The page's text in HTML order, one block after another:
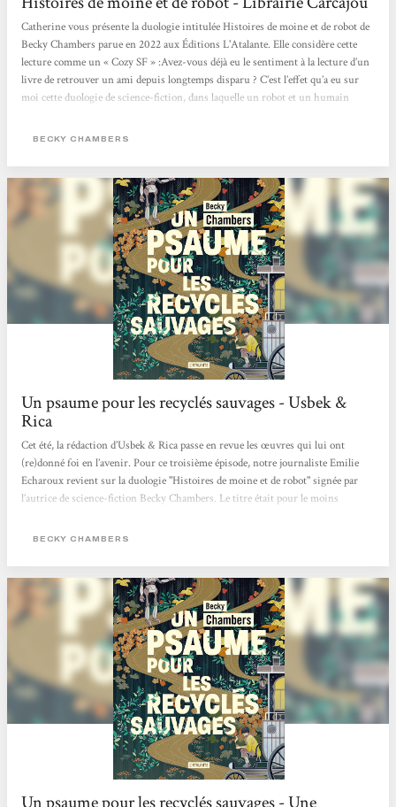
Catherine vous présente la duologie intitulée Histoires de moine et de robot de
Becky Chambers parue en 2022 aux Éditions L'Atalante. Elle considère cette
lecture comme un « Cozy SF » :Avez-vous déjà eu le sentiment à la lecture d’un
livre de retrouver un ami depuis longtemps disparu ? C’est l’effet qu’a eu sur
moi cette duologie de science-fiction, dans laquelle un robot et un humain
amitié poignante nait et s’approfondie, alors que se dévoile la beauté de l’univers
BECKY CHAMBERS
Un psaume pour les recyclés sauvages - Usbek &
Rica
Cet été, la rédaction d’Usbek & Rica passe en revue les œuvres qui lui ont
(re)donné foi en l’avenir. Pour ce troisième épisode, notre journaliste Emilie
Echaroux revient sur la duologie "Histoires de moine et de robot" signée par
l’autrice de science-fiction Becky Chambers. Le titre était pour le moins
bouquins en attente d’être feuilletés, Un psaume pour les recyclés sauvages
rédaction...
BECKY CHAMBERS
Un psaume pour les recyclés sauvages - Une